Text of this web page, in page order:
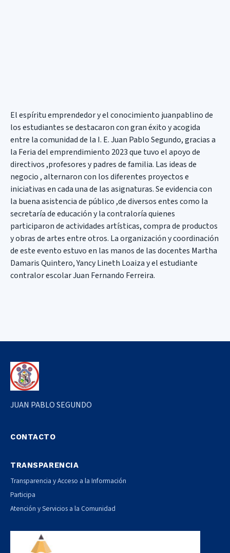
El espíritu emprendedor y el conocimiento juanpablino de
los estudiantes se destacaron con gran éxito y acogida
entre la comunidad de la I. E. Juan Pablo Segundo, gracias a
la Feria del emprendimiento 2023 que tuvo el apoyo de
directivos ,profesores y padres de familia. Las ideas de
negocio , alternaron con los diferentes proyectos e
iniciativas en cada una de las asignaturas. Se evidencia con
la buena asistencia de público ,de diversos entes como la
secretaría de educación y la contraloría quienes
participaron de actividades artísticas, compra de productos
y obras de artes entre otros. La organización y coordinación
de este evento estuvo en las manos de las docentes Martha
Damaris Quintero, Yancy Lineth Loaiza y el estudiante
contralor escolar Juan Fernando Ferreira.
JUAN PABLO SEGUNDO
CONTACTO
TRANSPARENCIA
Transparencia y Acceso a la Información
Participa
Atención y Servicios a la Comunidad